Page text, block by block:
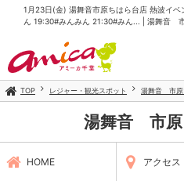
1月23日(金) 湯舞音市原ちはら台店 熱波イ
ん 19:30#みんみん 21:30#みん... | 湯舞音
TOP レジャー・観光スポット 湯舞音 市原
湯舞音 市原
HOME アクセス